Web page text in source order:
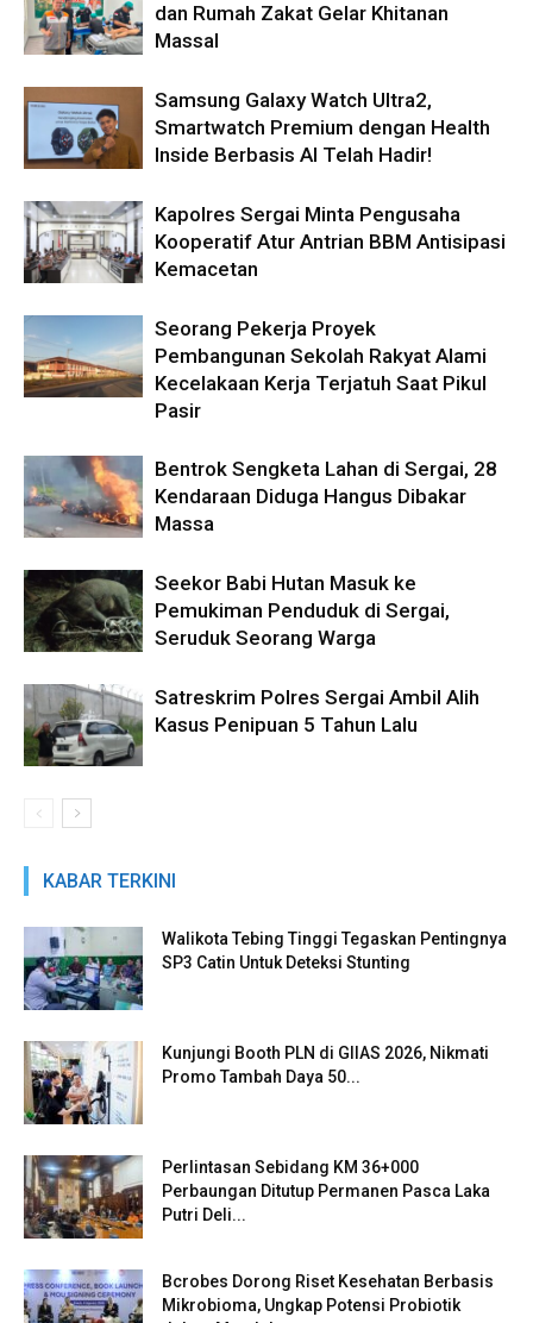
dan Rumah Zakat Gelar Khitanan
Massal
Samsung Galaxy Watch Ultra2,
Smartwatch Premium dengan Health
Inside Berbasis AI Telah Hadir!
Kapolres Sergai Minta Pengusaha
Kooperatif Atur Antrian BBM Antisipasi
Kemacetan
Seorang Pekerja Proyek
Pembangunan Sekolah Rakyat Alami
Kecelakaan Kerja Terjatuh Saat Pikul
Pasir
Bentrok Sengketa Lahan di Sergai, 28
Kendaraan Diduga Hangus Dibakar
Massa
Seekor Babi Hutan Masuk ke
Pemukiman Penduduk di Sergai,
Seruduk Seorang Warga
Satreskrim Polres Sergai Ambil Alih
Kasus Penipuan 5 Tahun Lalu
KABAR TERKINI
Walikota Tebing Tinggi Tegaskan Pentingnya
SP3 Catin Untuk Deteksi Stunting
Kunjungi Booth PLN di GIIAS 2026, Nikmati
Promo Tambah Daya 50...
Perlintasan Sebidang KM 36+000
Perbaungan Ditutup Permanen Pasca Laka
Putri Deli...
Bcrobes Dorong Riset Kesehatan Berbasis
Mikrobioma, Ungkap Potensi Probiotik